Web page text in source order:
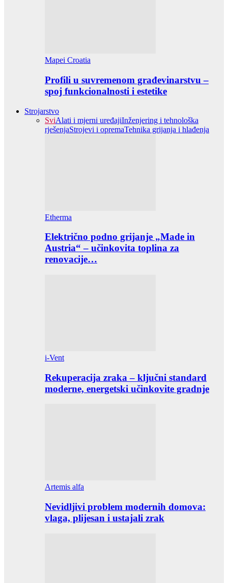
Mapei Croatia
Profili u suvremenom građevinarstvu –
spoj funkcionalnosti i estetike
Strojarstvo
SviAlati i mjerni uređajiInženjering i tehnološka
rješenjaStrojevi i opremaTehnika grijanja i hlađenja
Etherma
Električno podno grijanje „Made in
Austria“ – učinkovita toplina za
renovacije…
i-Vent
Rekuperacija zraka – ključni standard
moderne, energetski učinkovite gradnje
Artemis alfa
Nevidljivi problem modernih domova:
vlaga, plijesan i ustajali zrak